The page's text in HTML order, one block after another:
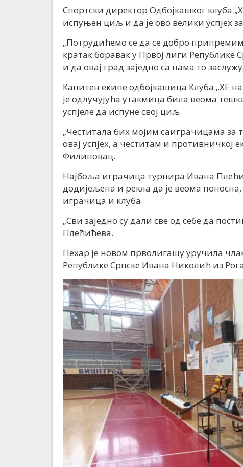
Спортски директор Одбојкашког клуба
испуњен циљ и да је ово велики успјех
„Потрудићемо се да се добро
кратак боравак у Првој лиги
и да овај град заједно са нама то
Капитен екипе одбојкашица Клуба „ХЕ
је одлучујућа утакмица била веома
успјеле да испуне свој циљ.
„Честитала бих мојим саиграчицама за
овај успјех, а честитам и противничкој
Филиповац.
Најбоља играчица турнира Ивана Плећић
додијељена и рекла да је веома
играчица и клуба.
„Сви заједно су дали све од себе да
Плећићева.
Пехар је новом прволигашу уручила
Републике Српске Ивана Николић из